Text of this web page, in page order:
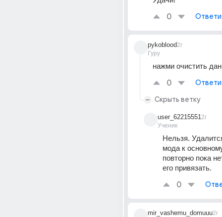
0
pykoblood
Гуру
2г
нажми очистить
0
Скрыть ветку
user_62215551
Ученик
2г
Нельзя.
мода к
повторно пока
его привязать.
0
mir_vashemu_domuuu2г